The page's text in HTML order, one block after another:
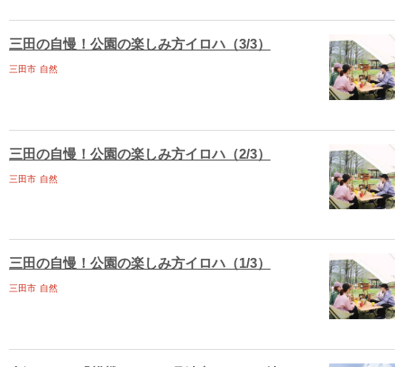
三田の自慢！公園の楽しみ方イロハ（3/3）
三田市 自然
三田の自慢！公園の楽しみ方イロハ（2/3）
三田市 自然
三田の自慢！公園の楽しみ方イロハ（1/3）
三田市 自然